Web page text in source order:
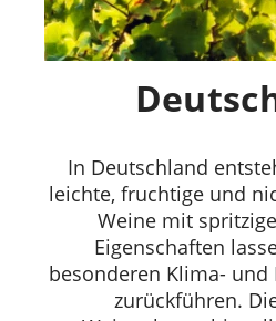
In Deutschland
leichte, fruchtige und
Weine mit
Eigenschaften
besonderen Klima-
zurückführen.